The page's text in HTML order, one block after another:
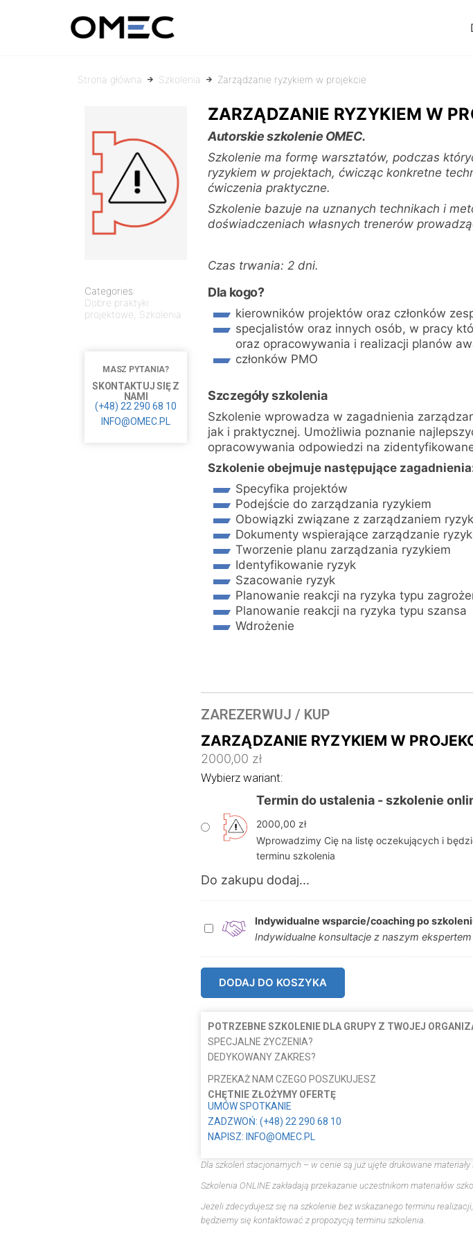
Strona główna Szkolenia Zarządzanie ryzykiem w projekcie
Categories:
Dobre praktyki
projektowe Szkolenia
MASZ PYTANIA?
SKONTAKTUJ SIĘ Z
NAMI
(+48) 22 290 68 10
INFO@OMEC.PL
ZARZĄDZANIE RYZYKIEM W
Autorskie szkolenie OMEC.
Szkolenie ma formę warsztatów, podczas
ryzykiem w projektach, ćwicząc konkretne
ćwiczenia praktyczne.
Szkolenie bazuje na uznanych technikach i
doświadczeniach własnych trenerów
Czas trwania: 2 dni.
Dla kogo?
kierowników projektów oraz członków
specjalistów oraz innych osób, w pracy
oraz opracowywania i realizacji planów
członków PMO
Szczegóły szkolenia
Szkolenie wprowadza w zagadnienia
jak i praktycznej. Umożliwia poznanie
opracowywania odpowiedzi na
Szkolenie obejmuje następujące
Specyfika projektów
Podejście do zarządzania ryzykiem
Obowiązki związane z zarządzaniem
Dokumenty wspierające zarządzanie
Tworzenie planu zarządzania ryzykiem
Identyfikowanie ryzyk
Szacowanie ryzyk
Planowanie reakcji na ryzyka typu
Planowanie reakcji na ryzyka typu szansa
Wdrożenie
ZAREZERWUJ / KUP
ZARZĄDZANIE RYZYKIEM W
2000,00 zł
Wybierz wariant:
Termin do ustalenia - szkolenie
2000,00 zł
Wprowadzimy Cię na listę oczekujących i
terminu szkolenia
Do zakupu dodaj...
I
d
d
u
a
n
e
w
s
a
r
i
Indywidualne wsparcie/coaching po
Indywidualne konsultacje z naszym
DODAJ DO KOSZYKA
POTRZEBNE SZKOLENIE DLA GRUPY Z TWOJEJ
SPECJALNE ŻYCZENIA?
DEDYKOWANY ZAKRES?
PRZEKAŻ NAM CZEGO POSZUKUJESZ
CHĘTNIE ZŁOŻYMY OFERTĘ
UMÓW SPOTKANIE
ZADZWOŃ: (+48) 22 290 68 10
NAPISZ: INFO@OMEC.PL
Dla szkoleń stacjonarnych – w cenie są już ujęte drukowane
Szkolenia ONLINE zakładają przekazanie uczestnikom materiałów
Jeżeli zdecydujesz się na szkolenie bez wskazanego terminu
będziemy się kontaktować z propozycją terminu szkolenia.